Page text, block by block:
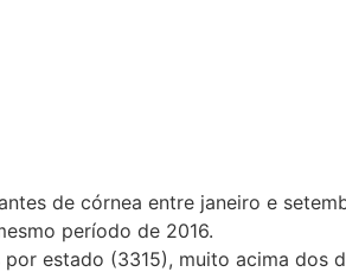
de córnea entre janeiro e
período de 2016.
estado (3315), muito acima dos